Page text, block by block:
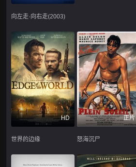
向左走·向右走(2003)
HD
世界的边缘
正片
怒海沉尸